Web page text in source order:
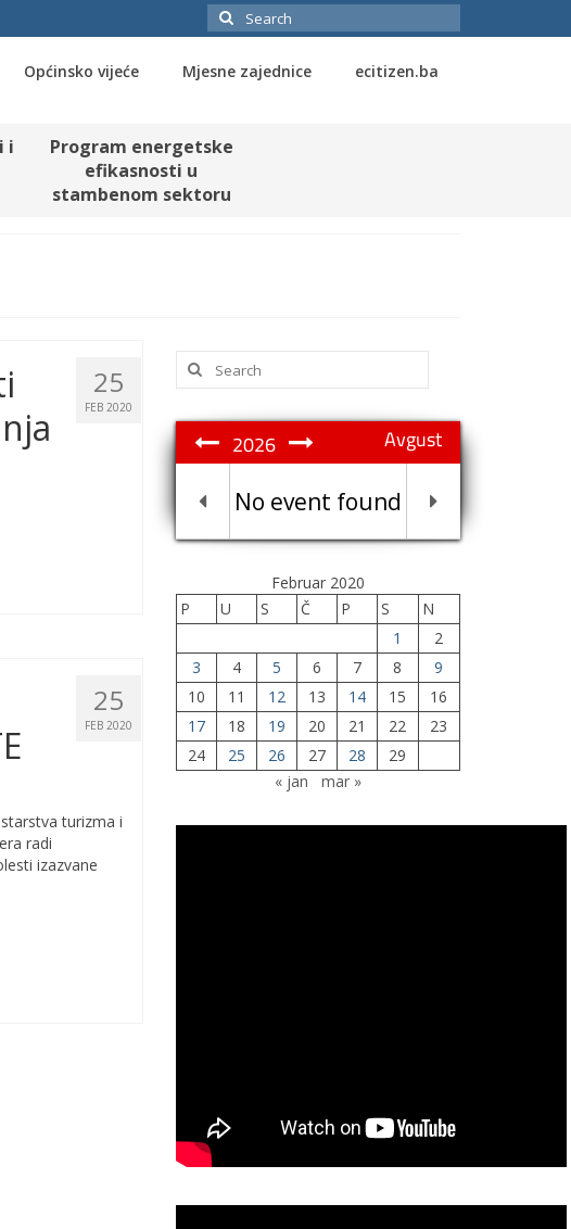
Search
for:
Općinsko vijeće Mjesne zajednice ecitizen.ba
i
Program energetske
efikasnosti u
stambenom sektoru
25
FEB 2020
25
FEB 2020
turizma i
radi
izazvane
Search
for:
Avgust
2026
No event found
Februar 2020
P
U S Č P S
N
1
2
3
4 5 6 7 8
9
10
11 12 13 14 15
16
17
18 19 20 21 22
23
24
25 26 27 28
29
« jan
mar »